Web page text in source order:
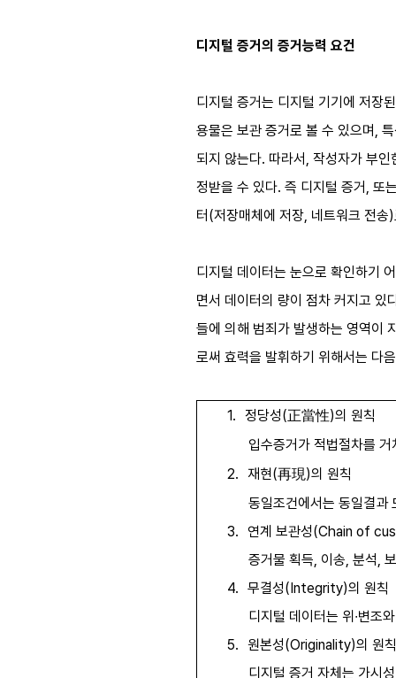
디지털 증거의 증거능력 요건
디지털 증거는 디지털 기기에 저장
용물은 보관 증거로 볼 수 있으며,
되지 않는다. 따라서, 작성자가 부
정받을 수 있다. 즉 디지털 증거,
터(저장매체에 저장, 네트워크 전
디지털 데이터는 눈으로 확인하기
면서 데이터의 량이 점차 커지고 있
들에 의해 범죄가 발생하는 영역이
로써 효력을 발휘하기 위해서는 다
1. 정당성(正當性)의 원칙
입수증거가 적법절차를
2. 재현(再現)의 원칙
동일조건에서는 동일결과
3. 연계 보관성(Chain of
증거물 획득, 이송, 분석,
4. 무결성(Integrity)의 원칙
디지털 데이터는 위∙변조
5. 원본성(Originality)의 원칙
디지털 증거 자체는 가시